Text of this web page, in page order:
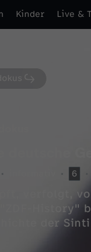
Kinder Live &
deutsche
6
verfolgt,
History"
der